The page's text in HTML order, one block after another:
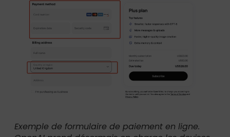
Exemple de formulaire de paiement en ligne.